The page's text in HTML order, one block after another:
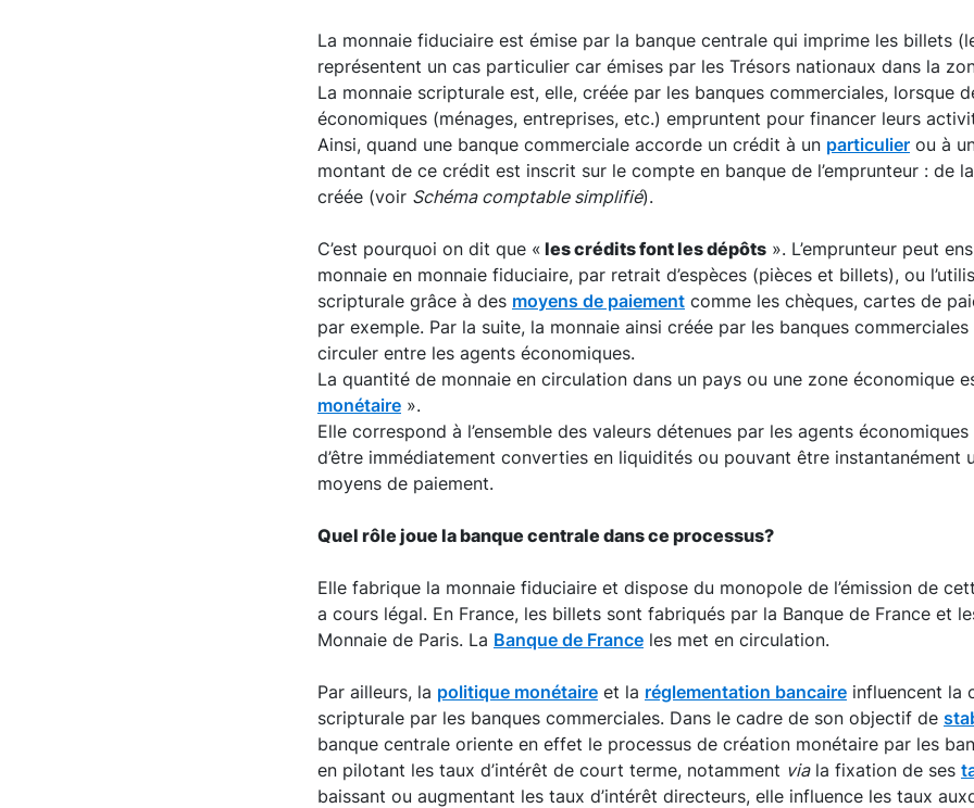
La monnaie fiduciaire est émise par la banque centrale qui imprime les billets
représentent un cas particulier car émises par les Trésors nationaux dans la
La monnaie scripturale est, elle, créée par les banques commerciales, lorsque
économiques (ménages, entreprises, etc.) empruntent pour financer leurs
Ainsi, quand une banque commerciale accorde un crédit à un particulier ou à
montant de ce crédit est inscrit sur le compte en banque de l’emprunteur : de
créée (voir Schéma comptable simplifié).
C’est pourquoi on dit que « les crédits font les dépôts ». L’emprunteur peut
monnaie en monnaie fiduciaire, par retrait d’espèces (pièces et billets), ou
scripturale grâce à des moyens de paiement comme les chèques, cartes de
par exemple. Par la suite, la monnaie ainsi créée par les banques
circuler entre les agents économiques.
La quantité de monnaie en circulation dans un pays ou une zone économique
monétaire ».
Elle correspond à l’ensemble des valeurs détenues par les agents
d’être immédiatement converties en liquidités ou pouvant être instantanément
moyens de paiement.
Quel rôle joue la banque centrale dans ce processus?
Elle fabrique la monnaie fiduciaire et dispose du monopole de l’émission de
a cours légal. En France, les billets sont fabriqués par la Banque de France et
Monnaie de Paris. La Banque de France les met en circulation.
Par ailleurs, la politique monétaire et la réglementation bancaire influencent la
scripturale par les banques commerciales. Dans le cadre de son objectif de
banque centrale oriente en effet le processus de création monétaire par les
en pilotant les taux d’intérêt de court terme, notamment viala fixation de ses
baissant ou augmentant les taux d’intérêt directeurs, elle influence les taux